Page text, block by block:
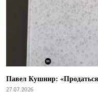
Павел Кушнир:
27.07.2026